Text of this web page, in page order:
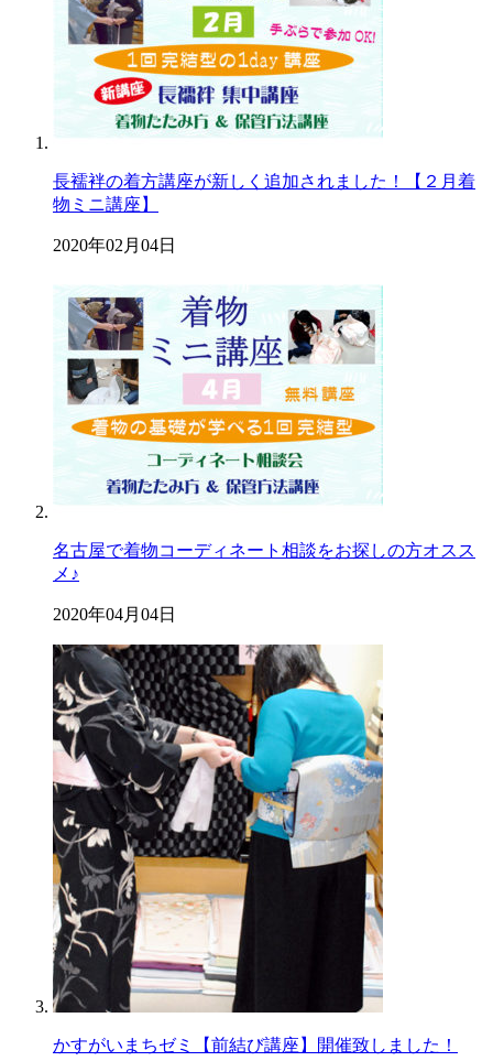
長襦袢の着方講座が新しく追加されました！【２月着
物ミニ講座】
2020年02月04日
名古屋で着物コーディネート相談をお探しの方オスス
メ♪
2020年04月04日
かすがいまちゼミ【前結び講座】開催致しました！